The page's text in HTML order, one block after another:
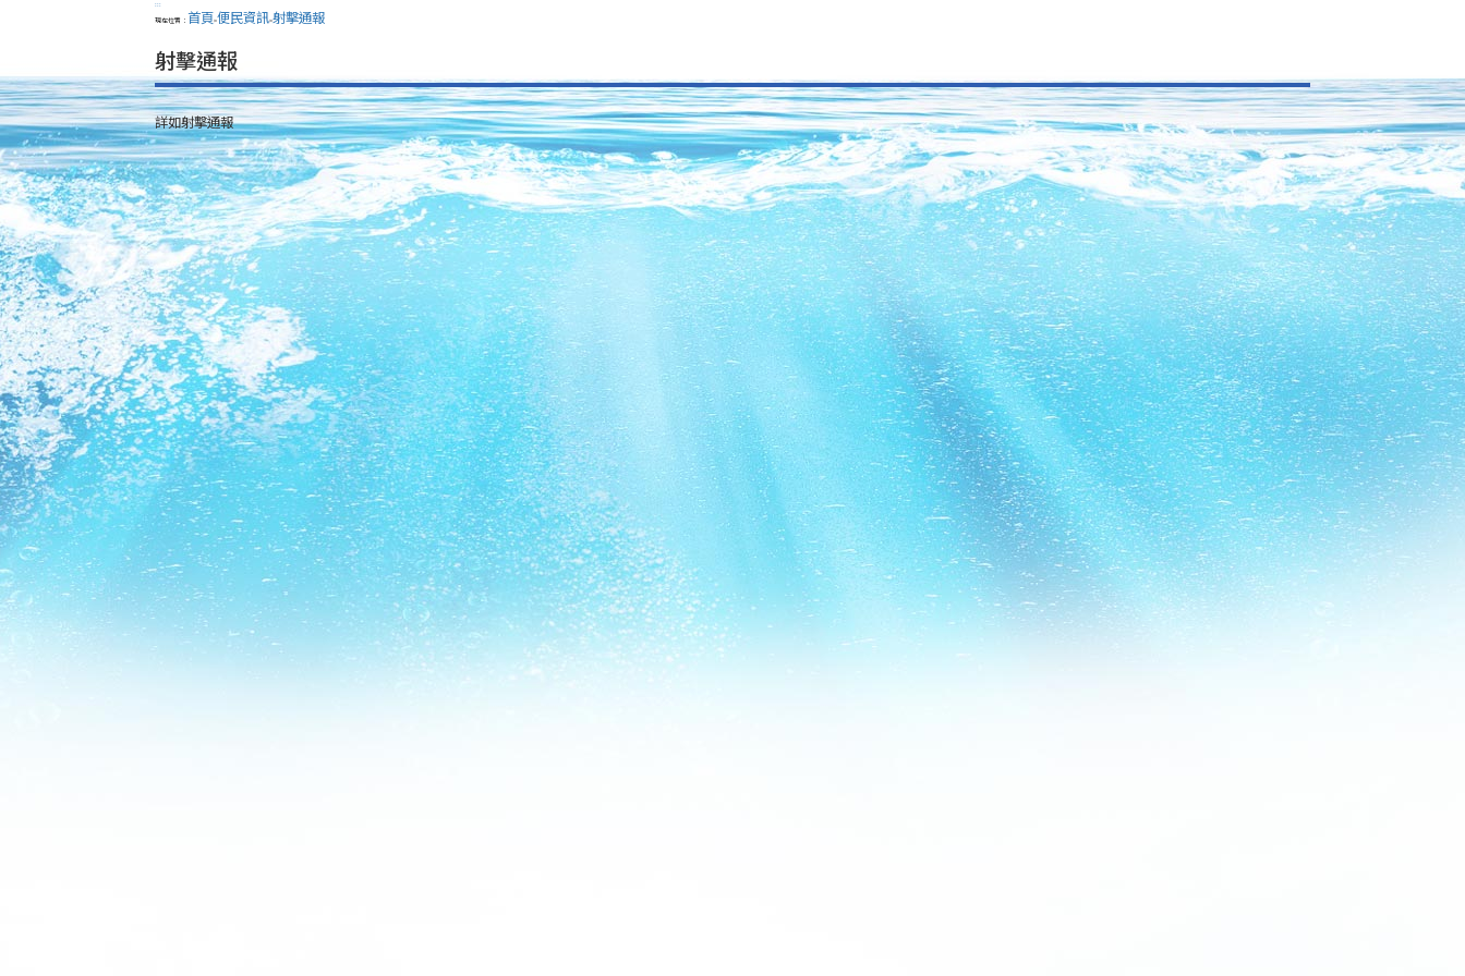
:::
現在位置： 首頁>便民資訊>射擊通報
射擊通報
詳如射擊通報